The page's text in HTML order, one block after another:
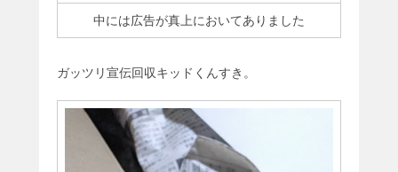
中には広告が真上においてありました
ガッツリ宣伝回収キッドくんすき。